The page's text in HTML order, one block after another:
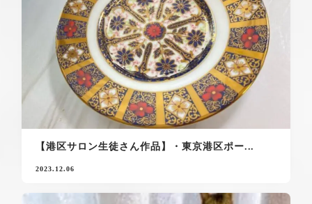
【港区サロン生徒さん作品】・東京港区ポー...
2023.12.06